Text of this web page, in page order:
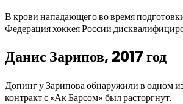
В крови нападающего во время
Федерация хоккея России
Данис Зарипов, 2017 год
Допинг у Зарипова обнаружили в одном
контракт с «Ак Барсом» был расторгнут.